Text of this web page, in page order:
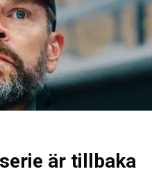
är tillbaka